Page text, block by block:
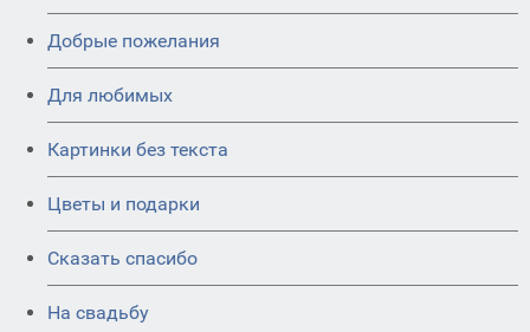
Добрые пожелания
Для любимых
Картинки без текста
Цветы и подарки
Сказать спасибо
На свадьбу